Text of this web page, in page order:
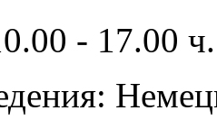
- 17.00 ч.